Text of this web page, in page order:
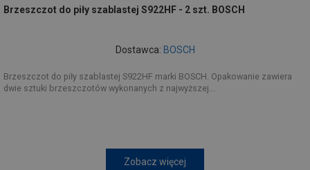
Brzeszczot do piły szablastej S922HF - 2 szt. BOSCH
Dostawca: BOSCH
Brzeszczot do piły szablastej S922HF marki BOSCH. Opakowanie zawiera
dwie sztuki brzeszczotów wykonanych z najwyższej...
Zobacz więcej